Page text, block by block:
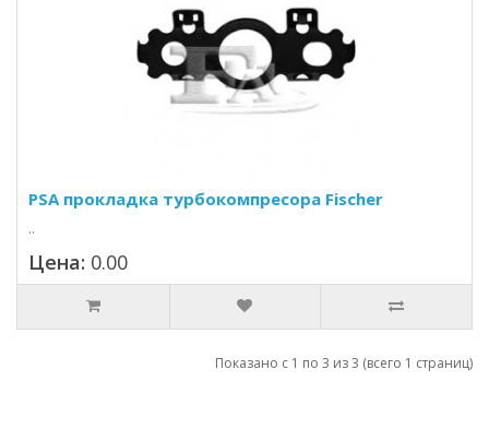
PSA прокладка турбокомпресора Fischer
..
Цена: 0.00
Показано с 1 по 3 из 3 (всего 1 страниц)